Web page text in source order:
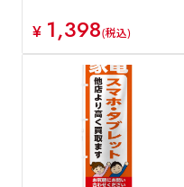
¥ 1,398(税込)